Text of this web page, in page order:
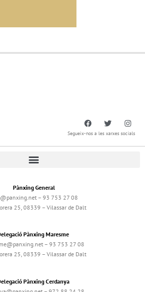
Segueix-nos a les xarxes socials
Pànxing General
– 93 753 27 08
25, 08339 – Vilassar de Dalt
Pànxing Maresme
– 93 753 27 08
25, 08339 – Vilassar de Dalt
Pànxing Cerdanya